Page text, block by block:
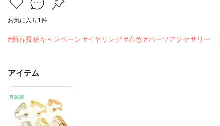
お気に入り 1 件
#新春投稿キャンペーン #イヤリング #春色 #パーツアクセサリー
アイテム